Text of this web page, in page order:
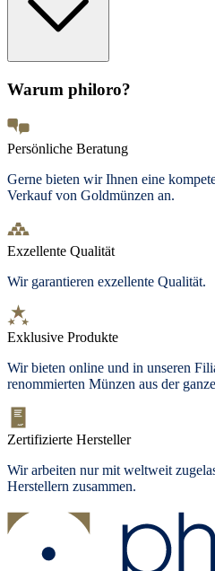
Warum philoro?
Persönliche Beratung
Gerne bieten wir Ihnen eine
Verkauf von Goldmünzen an.
Exzellente Qualität
Wir garantieren exzellente Qualität.
Exklusive Produkte
Wir bieten online und in unseren
renommierten Münzen aus der
Zertifizierte Hersteller
Wir arbeiten nur mit weltweit
Herstellern zusammen.